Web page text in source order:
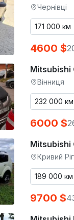
Чернівці
171 000 км
4600 $
Mitsubishi
Вінниця
232 000 км
6000 $
Mitsubishi
Кривий Ріг
189 000 км
9700 $